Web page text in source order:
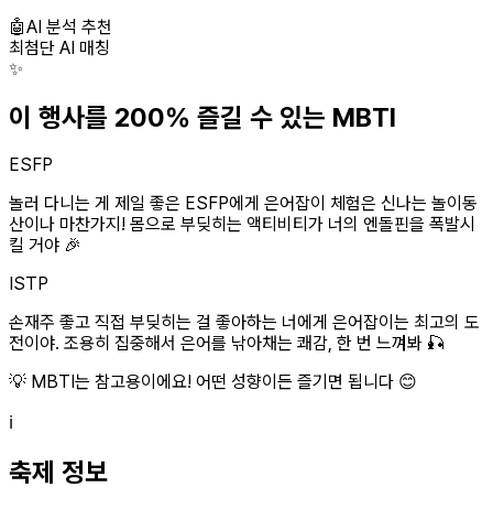
🤖AI 분석 추천
최첨단 AI 매칭
✨
이 행사를 200% 즐길 수 있는 MBTI
ESFP
놀러 다니는 게 제일 좋은 ESFP에게 은어잡이 체험은 신나는 놀이동
산이나 마찬가지! 몸으로 부딪히는 액티비티가 너의 엔돌핀을 폭발시
킬 거야 🎉
ISTP
손재주 좋고 직접 부딪히는 걸 좋아하는 너에게 은어잡이는 최고의 도
전이야. 조용히 집중해서 은어를 낚아채는 쾌감, 한 번 느껴봐 🎣
💡 MBTI는 참고용이에요! 어떤 성향이든 즐기면 됩니다 😊
ℹ️
축제 정보